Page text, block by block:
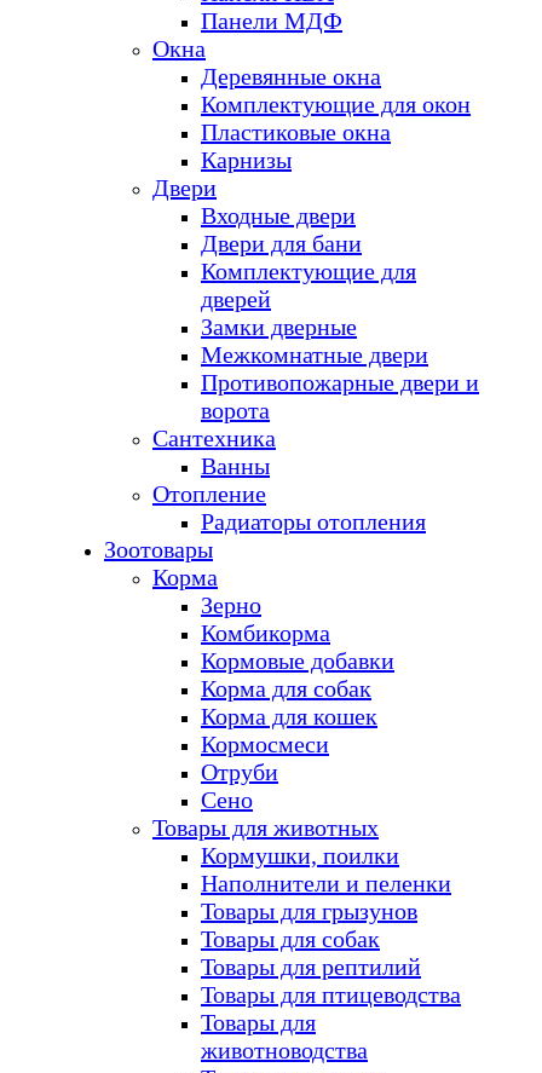
Панели МДФ
Окна
Деревянные окна
Комплектующие для окон
Пластиковые окна
Карнизы
Двери
Входные двери
Двери для бани
Комплектующие для
дверей
Замки дверные
Межкомнатные двери
Противопожарные двери и
ворота
Сантехника
Ванны
Отопление
Радиаторы отопления
Зоотовары
Корма
Зерно
Комбикорма
Кормовые добавки
Корма для собак
Корма для кошек
Кормосмеси
Отруби
Сено
Товары для животных
Кормушки, поилки
Наполнители и пеленки
Товары для грызунов
Товары для собак
Товары для рептилий
Товары для птицеводства
Товары для
животноводства